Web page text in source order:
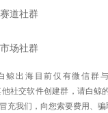
道社群
场社群
鲸出海目前仅有微信群
社交软件创建群，请白鲸
充我们，向您索要费用、骗